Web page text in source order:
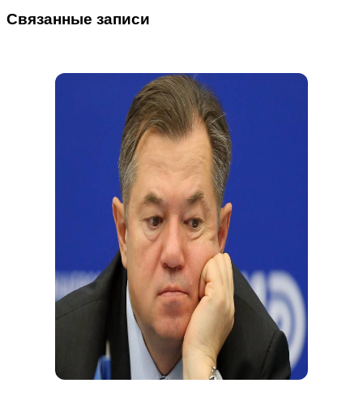
Связанные записи